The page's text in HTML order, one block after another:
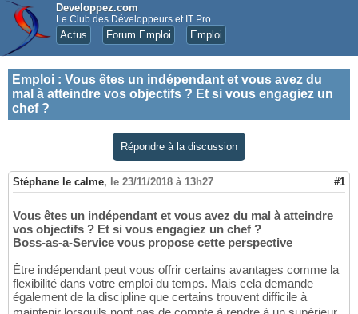
Developpez.com
Le Club des Développeurs et IT Pro
Actus Forum Emploi Emploi
Emploi : Vous êtes un indépendant et vous avez du
mal à atteindre vos objectifs ? Et si vous engagiez un
chef ?
Répondre à la discussion
Stéphane le calme, le 23/11/2018 à 13h27 #1
Vous êtes un indépendant et vous avez du mal à atteindre
vos objectifs ? Et si vous engagiez un chef ?
Boss-as-a-Service vous propose cette perspective
Être indépendant peut vous offrir certains avantages comme la
flexibilité dans votre emploi du temps. Mais cela demande
également de la discipline que certains trouvent difficile à